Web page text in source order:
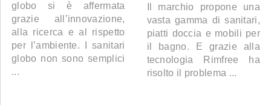
globo si è affermata
grazie all’innovazione,
alla ricerca e al rispetto
per l’ambiente. I sanitari
globo non sono semplici
...
Il marchio propone una
vasta gamma di sanitari,
piatti doccia e mobili per
il bagno. E grazie alla
tecnologia Rimfree ha
risolto il problema ...